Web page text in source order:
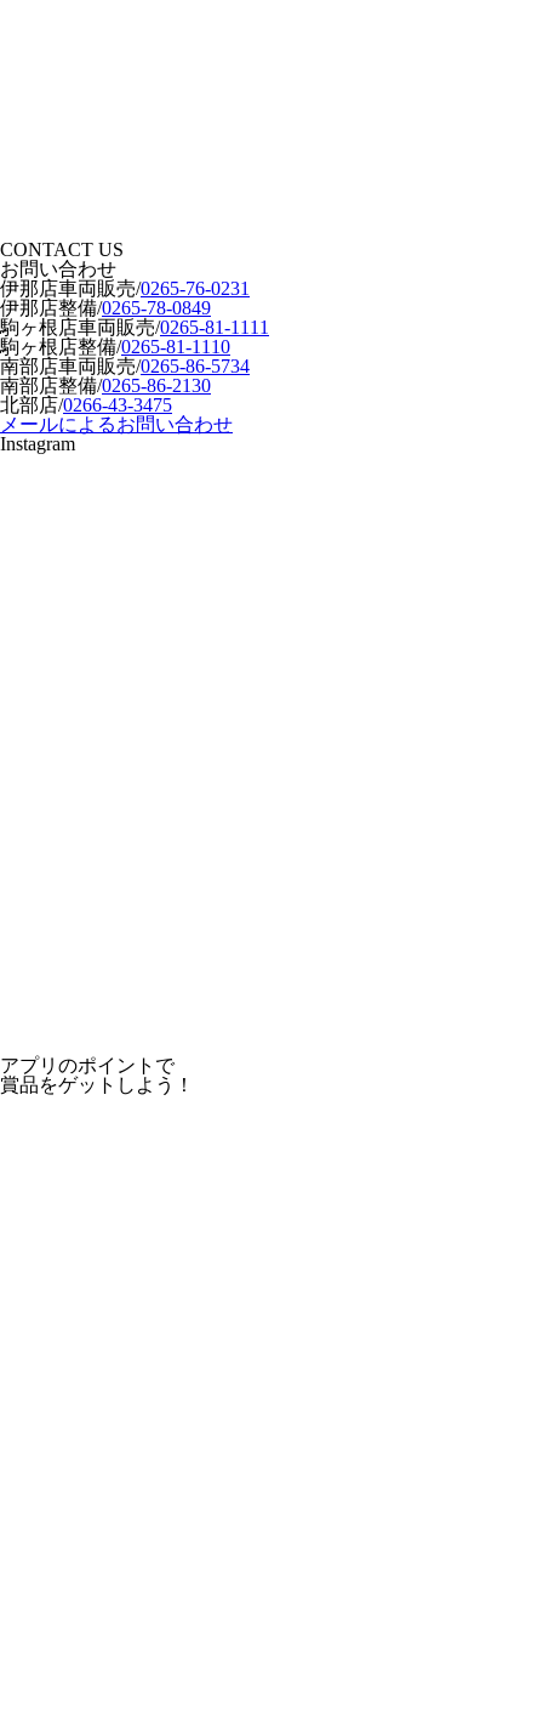
CONTACT US
お問い合わせ
伊那店車両販売/0265-76-0231
伊那店整備/0265-78-0849
駒ヶ根店車両販売/0265-81-1111
駒ヶ根店整備/0265-81-1110
南部店車両販売/0265-86-5734
南部店整備/0265-86-2130
北部店/0266-43-3475
メールによるお問い合わせ
Instagram
アプリのポイントで
賞品をゲットしよう！